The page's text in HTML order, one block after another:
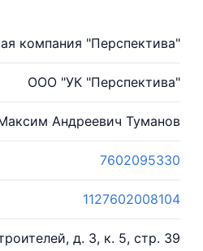
компания "Перспектива"
ООО "УК "Перспектива"
Андреевич Туманов
7602095330
1127602008104
д. 3, к. 5, стр. 39